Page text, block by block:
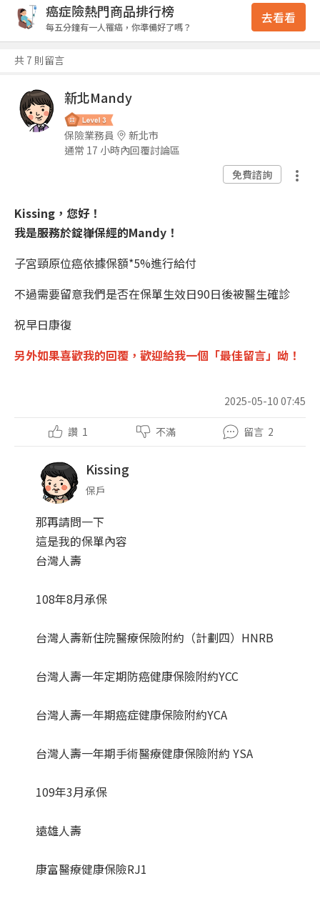
癌症險熱門商品排行榜
每五分鐘有一人罹癌，你準備好了嗎？
去看看
共 7 則留言
新北Mandy
保險業務員
新北市
通常 17 小時內回覆討論區
免費諮詢
Kissing，您好！
我是服務於錠嵂保經的Mandy！
子宮頸原位癌依據保額*5%進行給付
不過需要留意我們是否在保單生效日90日後被醫生確診
祝早日康復
另外如果喜歡我的回覆， 歡迎給我一個「最佳留言」呦！
2025-05-10 07:45
讚 1 不滿 留言 2
Kissing
保戶
那再請問一下
這是我的保單內容
台灣人壽
108年8月承保
台灣人壽新住院醫療保險附約（計劃四）HNRB
台灣人壽一年定期防癌健康保險附約YCC
台灣人壽一年期癌症健康保險附約YCA
台灣人壽一年期手術醫療健康保險附約 YSA
109年3月承保
遠雄人壽
康富醫療健康保險RJ1